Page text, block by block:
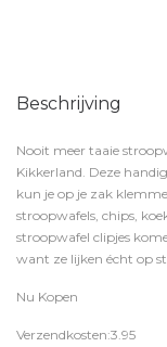
Beschrijving
Nooit meer taaie
Kikkerland. Deze
kun je op je zak
stroopwafels, chips,
stroopwafel clipjes
want ze lijken écht op
Nu Kopen
Verzendkosten:3.95